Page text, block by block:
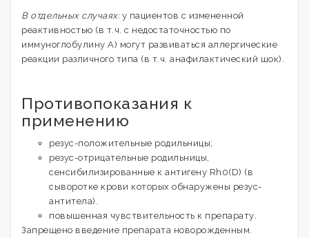
В отдельных случаях:у пациентов с измененной
реактивностью (в т.ч. с недостаточностью по
иммуноглобулину А) могут развиваться аллергические
реакции различного типа (в т.ч. анафилактический шок).
Противопоказания к
применению
резус-положительные родильницы;
резус-отрицательные родильницы,
сенсибилизированные к антигену Rh0(D) (в
сыворотке крови которых обнаружены резус-
антитела).
повышенная чувствительность к препарату.
Запрещено введение препарата новорожденным.